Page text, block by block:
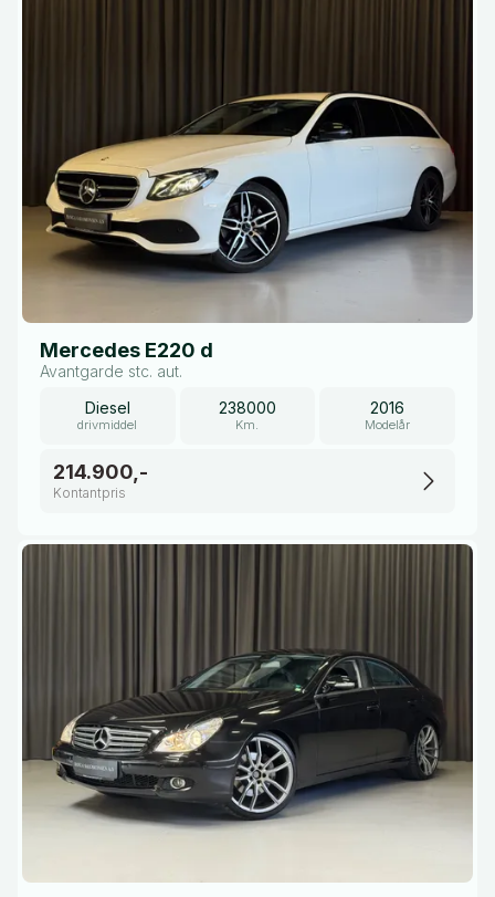
Mercedes E220 d
Avantgarde stc. aut.
Diesel
drivmiddel
238000
Km.
2016
Modelår
214.900,-
Kontantpris